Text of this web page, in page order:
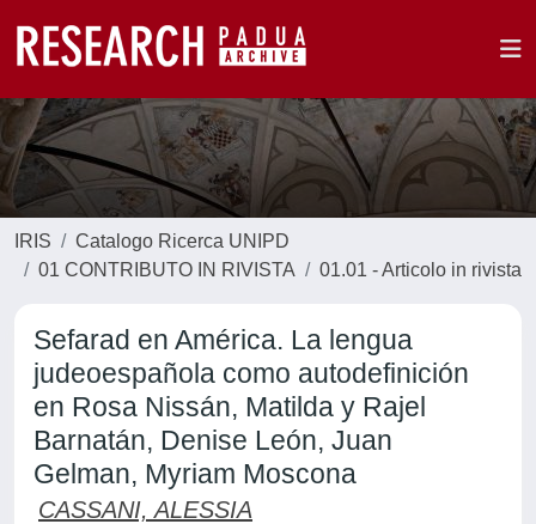
IRIS
Catalogo Ricerca UNIPD
01 CONTRIBUTO IN RIVISTA
01.01 - Articolo in rivista
Sefarad en América. La lengua
judeoespañola como autodefinición
en Rosa Nissán, Matilda y Rajel
Barnatán, Denise León, Juan
Gelman, Myriam Moscona
CASSANI, ALESSIA